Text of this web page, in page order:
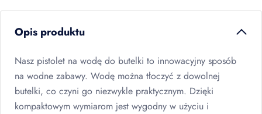
Opis produktu
Nasz pistolet na wodę do butelki to innowacyjny sposób
na wodne zabawy. Wodę można tłoczyć z dowolnej
butelki, co czyni go niezwykle praktycznym. Dzięki
kompaktowym wymiarom jest wygodny w użyciu i